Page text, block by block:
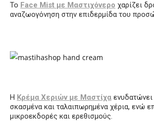
Το Face Mist με Μαστιχόνερο χαρίζει
αναζωογόνηση στην επιδερμίδα του
Η Κρέμα Χεριών με Μαστίχα ενυδατώνει
σκασμένα και ταλαιπωρημένα χέρια, ενώ
μικροεκδορές και ερεθισμούς.